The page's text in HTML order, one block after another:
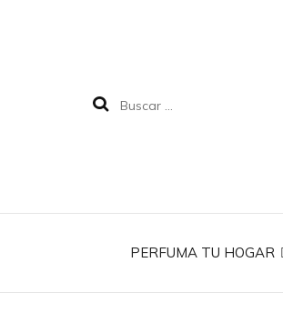
PERFUMA TU HOGAR